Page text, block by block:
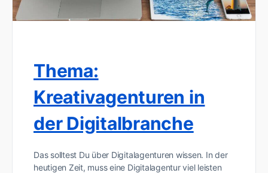
Thema:
Kreativagenturen in
der Digitalbranche
Das solltest Du über Digitalagenturen wissen. In der
heutigen Zeit, muss eine Digitalagentur viel leisten